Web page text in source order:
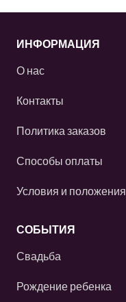
ИНФОРМАЦИЯ
О нас
Контакты
Политика заказов
Способы оплаты
Условия и положения
СОБЫТИЯ
Свадьба
Рождение ребенка